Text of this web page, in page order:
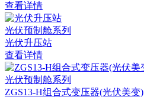
查看详情
光伏预制舱系列
光伏升压站
查看详情
光伏预制舱系列
ZGS13-H组合式变压器(光伏美变)